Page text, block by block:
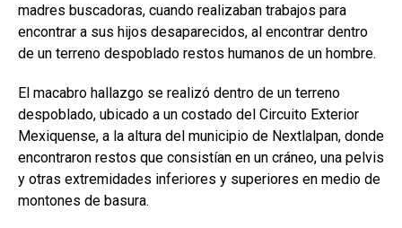
madres buscadoras, cuando realizaban trabajos para
encontrar a sus hijos desaparecidos, al encontrar dentro
de un terreno despoblado restos humanos de un hombre.
El macabro hallazgo se realizó dentro de un terreno
despoblado, ubicado a un costado del Circuito Exterior
Mexiquense, a la altura del municipio de Nextlalpan, donde
encontraron restos que consistían en un cráneo, una pelvis
y otras extremidades inferiores y superiores en medio de
montones de basura.